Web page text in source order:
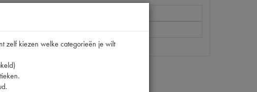
METER)
zelf kiezen welke categorieën je wilt